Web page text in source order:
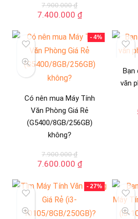
7.900.000₫
Giá
là:
7.900.000 ₫.
7.400.000 ₫Giá
tại
là:
7.400.000 ₫.
- 4%
Có nên mua Máy Tính
Văn Phòng Giá Rẻ
(G5400/8GB/256GB)
không?
7.900.000₫
Giá
là:
7.900.000 ₫.
7.600.000 ₫Giá
tại
là:
7.600.000 ₫.
Bạn
văn
- 27%